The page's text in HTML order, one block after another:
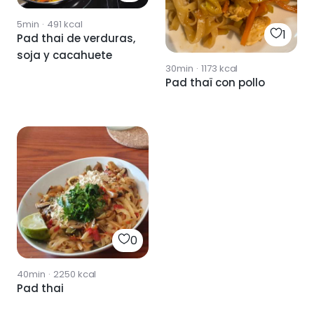
5min · 491 kcal
Pad thai de verduras,
soja y cacahuete
1
30min · 1173 kcal
Pad thaï con pollo
0
40min · 2250 kcal
Pad thai